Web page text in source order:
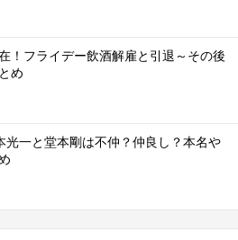
！フライデー飲酒解雇と引退～その後
め
光一と堂本剛は不仲？仲良し？本名や